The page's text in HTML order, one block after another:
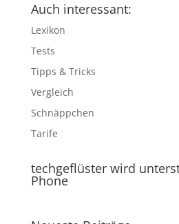
Auch interessant:
Lexikon
Tests
Tipps & Tricks
Vergleich
Schnäppchen
Tarife
techgeflüster wird
Phone